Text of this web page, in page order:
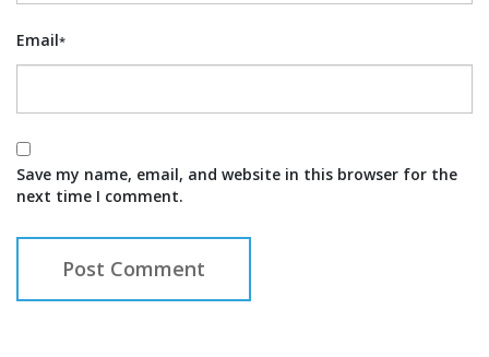
Email*
Save my name, email, and website in this browser for the
next time I comment.